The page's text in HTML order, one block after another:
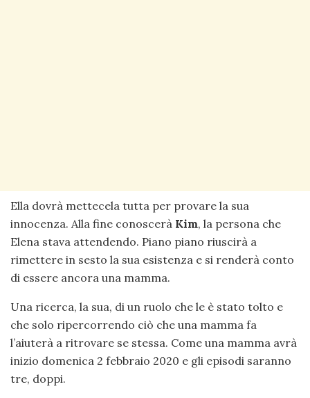
Ella dovrà mettecela tutta per provare la sua
innocenza. Alla fine conoscerà Kim, la persona che
Elena stava attendendo. Piano piano riuscirà a
rimettere in sesto la sua esistenza e si renderà conto
di essere ancora una mamma.
Una ricerca, la sua, di un ruolo che le è stato tolto e
che solo ripercorrendo ciò che una mamma fa
l’aiuterà a ritrovare se stessa. Come una mamma avrà
inizio domenica 2 febbraio 2020 e gli episodi saranno
tre, doppi.